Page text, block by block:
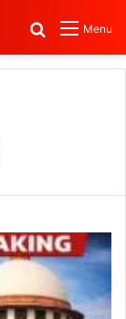
Menu
Search for